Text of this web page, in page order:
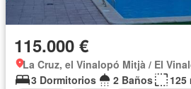
115.000 €
La Cruz, el Vinalopó Mitjà / El
3 Dormitorios
2 Baños
125